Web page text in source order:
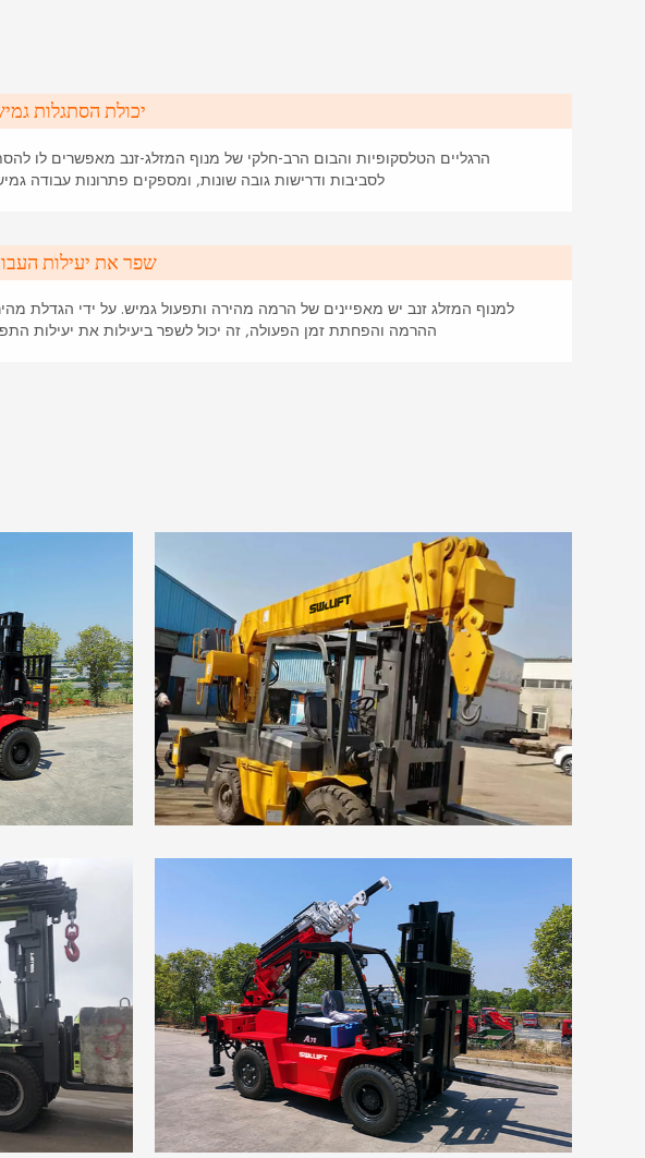
יכולת הסתגלות
הרגליים הטלסקופיות והבום הרב-חלקי של מנוף המזלג-זנב מאפשרים לו
לסביבות ודרישות גובה שונות, ומספקים פתרונות עבודה
שפר את יעילות
למנוף המזלג זנב יש מאפיינים של הרמה מהירה ותפעול גמיש. על ידי הגדלת
ההרמה והפחתת זמן הפעולה, זה יכול לשפר ביעילות את יעילות